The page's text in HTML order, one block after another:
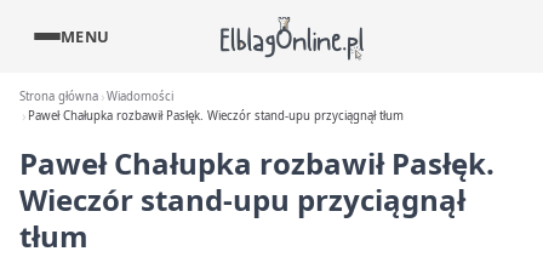
MENU
Strona główna Wiadomości
Paweł Chałupka rozbawił Pasłęk. Wieczór stand-upu przyciągnął tłum
Paweł Chałupka rozbawił Pasłęk.
Wieczór stand-upu przyciągnął
tłum